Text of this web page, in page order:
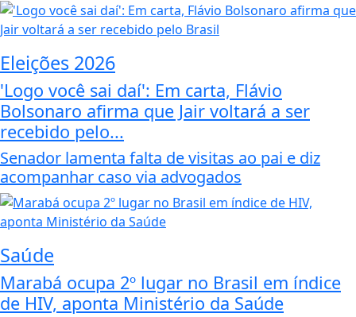
Eleições 2026
'Logo você sai daí': Em carta, Flávio
Bolsonaro afirma que Jair voltará a ser
recebido pelo...
Senador lamenta falta de visitas ao pai e diz
acompanhar caso via advogados
Saúde
Marabá ocupa 2º lugar no Brasil em índice
de HIV, aponta Ministério da Saúde